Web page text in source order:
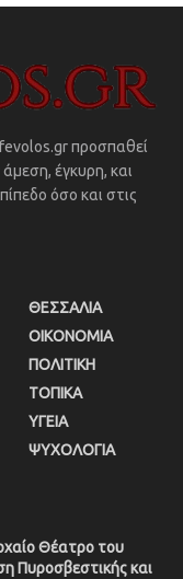
προσπαθεί
έγκυρη, και
όσο και στις
ΘΕΣΣΑΛΙΑ
ΟΙΚΟΝΟΜΙΑ
ΠΟΛΙΤΙΚΗ
ΤΟΠΙΚΑ
ΥΓΕΙΑ
ΨΥΧΟΛΟΓΙΑ
Θέατρο του
Πυροσβεστικής και